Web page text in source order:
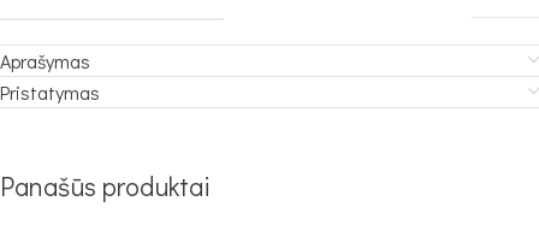
Aprašymas
Pristatymas
Panašūs produktai